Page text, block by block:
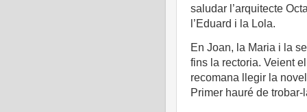
saludar l’arquitecte
l’Eduard i la Lola.
En Joan, la Maria i la
fins la rectoria. Veient
recomana llegir la
Primer hauré de trobar-